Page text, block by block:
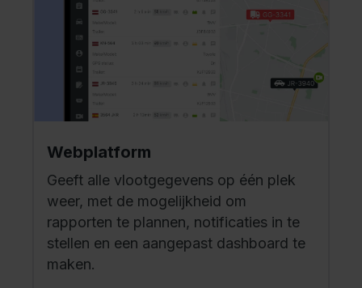
Webplatform
Geeft alle vlootgegevens op één plek
weer, met de mogelijkheid om
rapporten te plannen, notificaties in te
stellen en een aangepast dashboard te
maken.